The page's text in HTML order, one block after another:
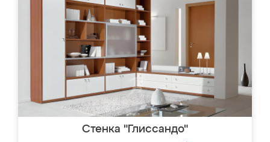
Стенка "Глиссандо"